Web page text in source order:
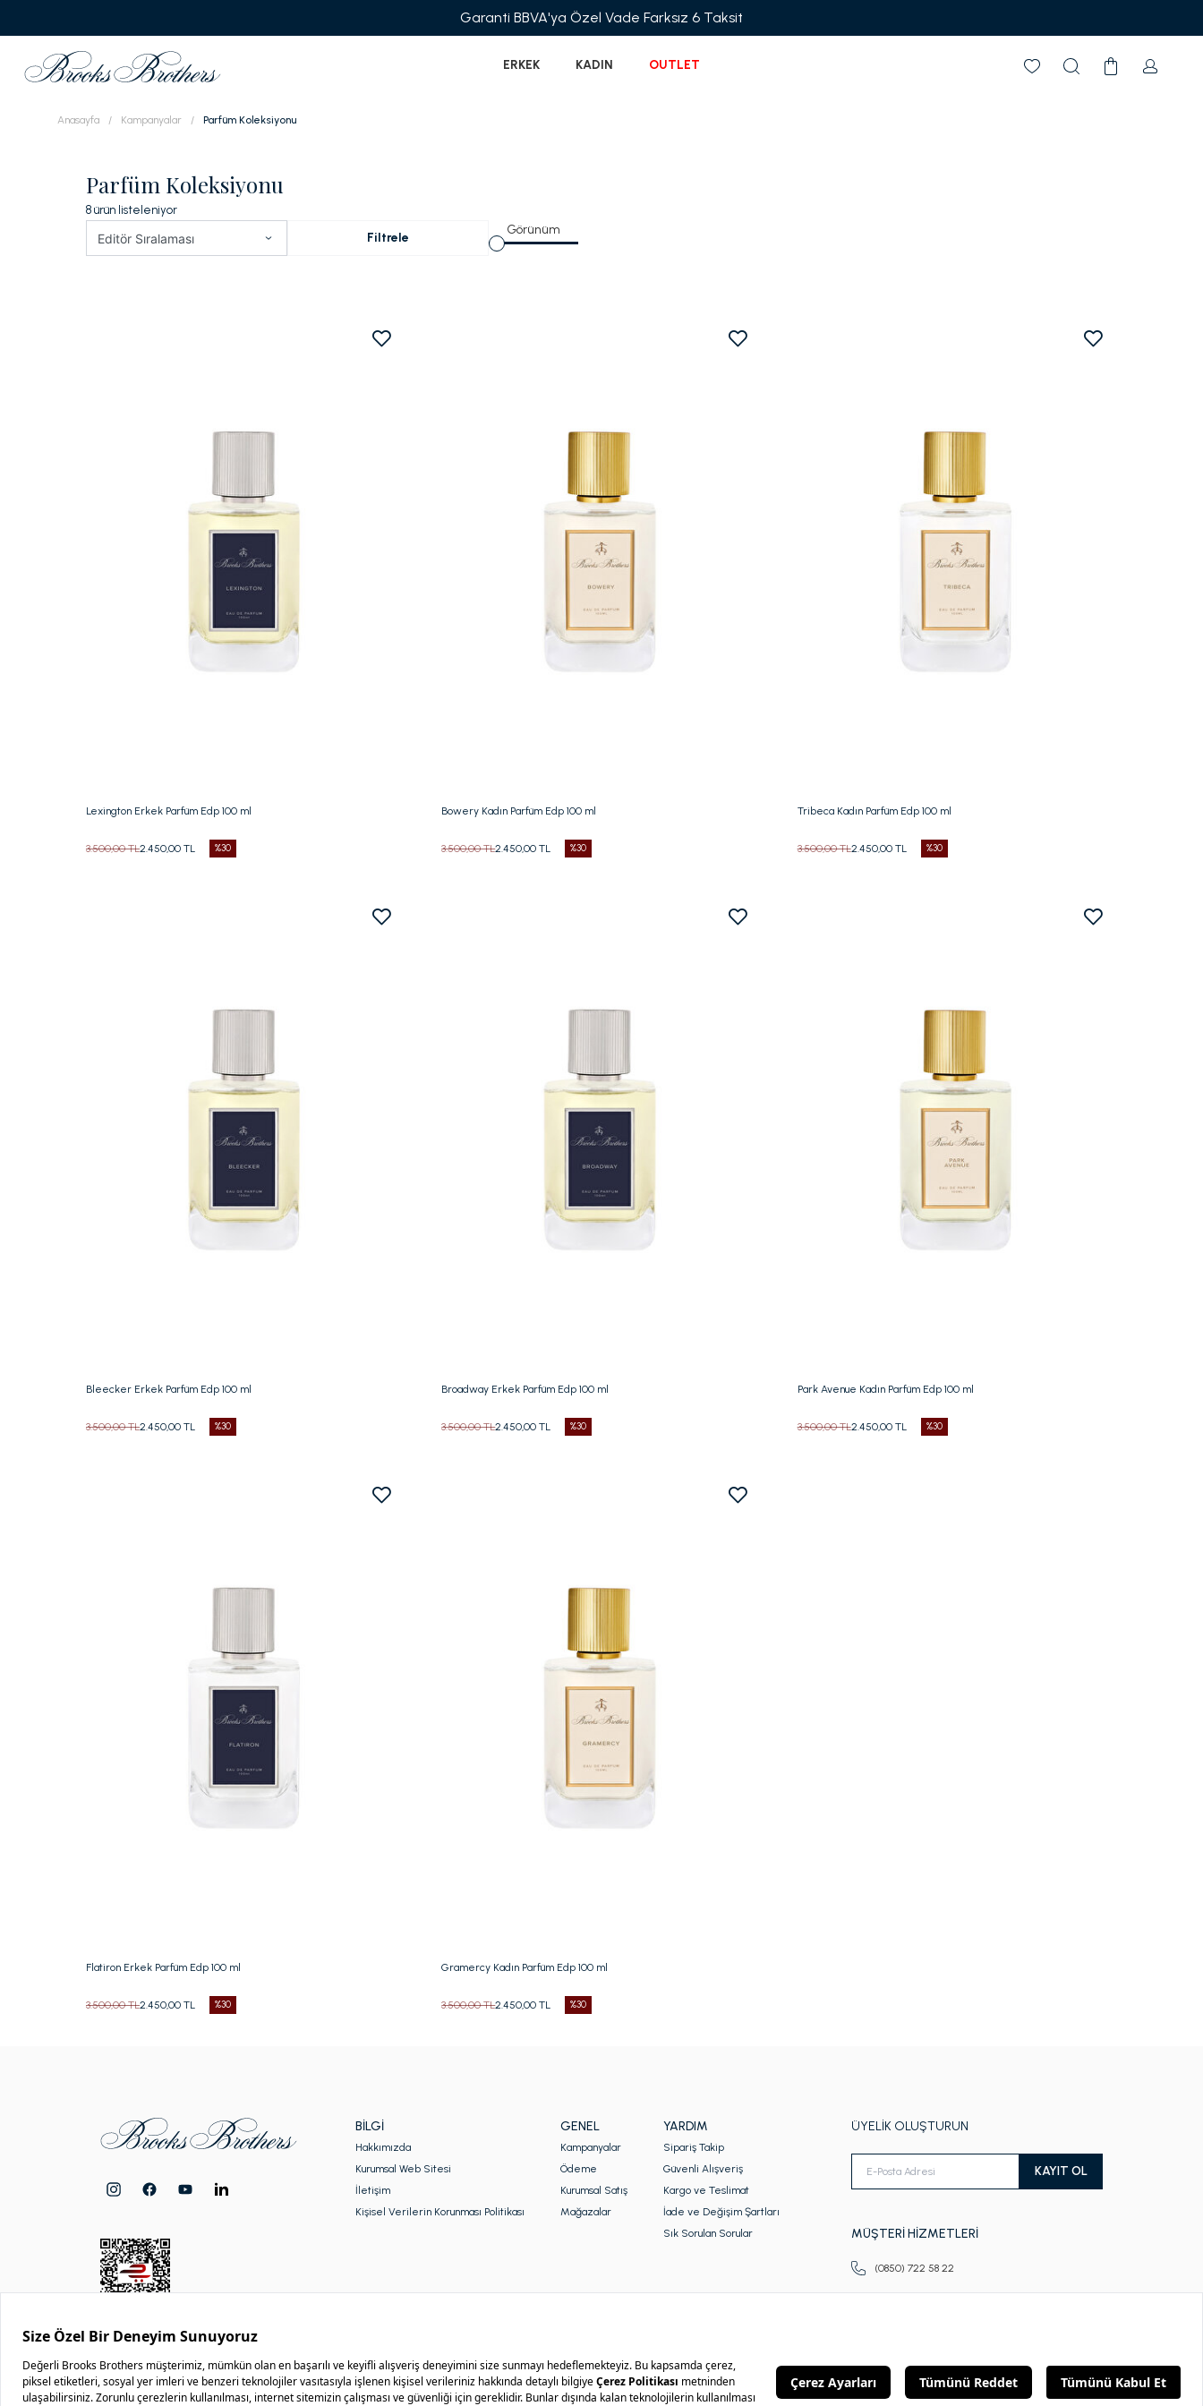
Garanti BBVA'ya Özel Vade Farksız 6 Taksit
ERKEK KADIN OUTLET
Anasayfa Kampanyalar Parfüm Koleksiyonu
Parfüm Koleksiyonu
8 ürün listeleniyor
Editör Sıralaması Filtrele
Görünüm
Lexington Erkek Parfüm Edp 100 ml
3.500,00 TL2.450,00 TL %30
Bowery Kadın Parfüm Edp 100 ml
3.500,00 TL2.450,00 TL %30
Tribeca Kadın Parfüm Edp 100 ml
3.500,00 TL2.450,00 TL %30
Bleecker Erkek Parfüm Edp 100 ml
3.500,00 TL2.450,00 TL %30
Broadway Erkek Parfüm Edp 100 ml
3.500,00 TL2.450,00 TL %30
Park Avenue Kadın Parfüm Edp 100 ml
3.500,00 TL2.450,00 TL %30
Flatiron Erkek Parfüm Edp 100 ml
3.500,00 TL2.450,00 TL %30
Gramercy Kadın Parfüm Edp 100 ml
3.500,00 TL2.450,00 TL %30
BILGI
Hakkımızda
Kurumsal Web Sitesi
İletişim
Kişisel Verilerin Korunması Politikası
GENEL
Kampanyalar
Ödeme
Kurumsal Satış
Mağazalar
YARDIM
Sipariş Takip
Güvenli Alışveriş
Kargo ve Teslimat
İade ve Değişim Şartları
Sık Sorulan Sorular
ÜYELİK OLUŞTURUN
KAYIT OL
MÜŞTERİ HİZMETLERİ
(0850) 722 58 22